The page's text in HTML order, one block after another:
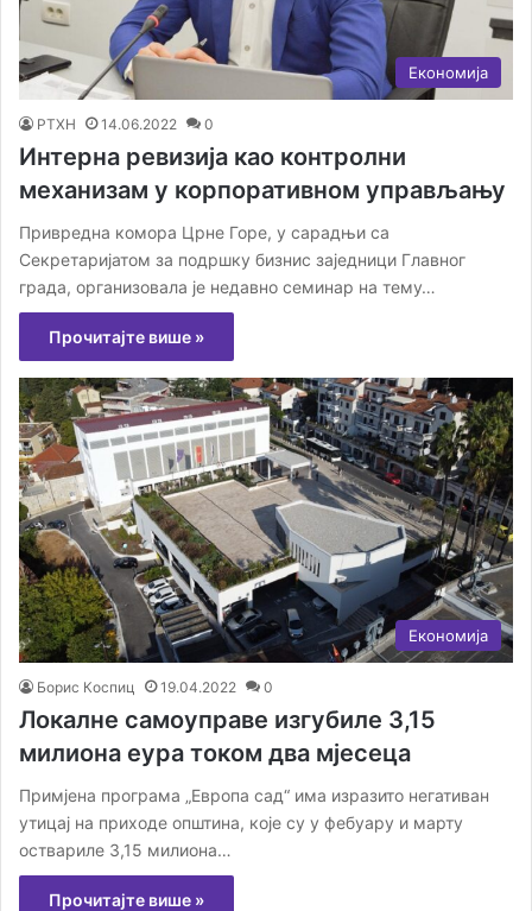
Економија
РТХН 14.06.2022 0
Интерна ревизија као контролни
механизам у корпоративном управљању
Привредна комора Црне Горе, у сарадњи са
Секретаријатом за подршку бизнис заједници Главног
града, организовала је недавно семинар на тему…
Прочитајте више »
Економија
Борис Коспиц 19.04.2022 0
Локалне самоуправе изгубиле 3,15
милиона еура током два мјесеца
Примјена програма „Европа сад“ има изразито негативан
утицај на приходе општина, које су у фебуару и марту
оствариле 3,15 милиона…
Прочитајте више »